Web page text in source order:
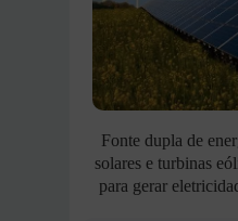
Fonte dupla de
solares e turbinas
para gerar